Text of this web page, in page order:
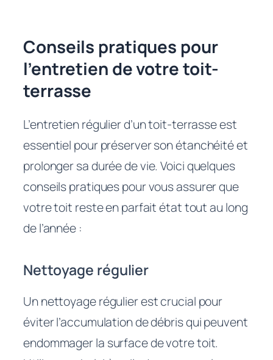
Conseils pratiques pour
l’entretien de votre toit-
terrasse
L’entretien régulier d’un toit-terrasse est
essentiel pour préserver son étanchéité et
prolonger sa durée de vie. Voici quelques
conseils pratiques pour vous assurer que
votre toit reste en parfait état tout au long
de l’année :
Nettoyage régulier
Un nettoyage régulier est crucial pour
éviter l’accumulation de débris qui peuvent
endommager la surface de votre toit.